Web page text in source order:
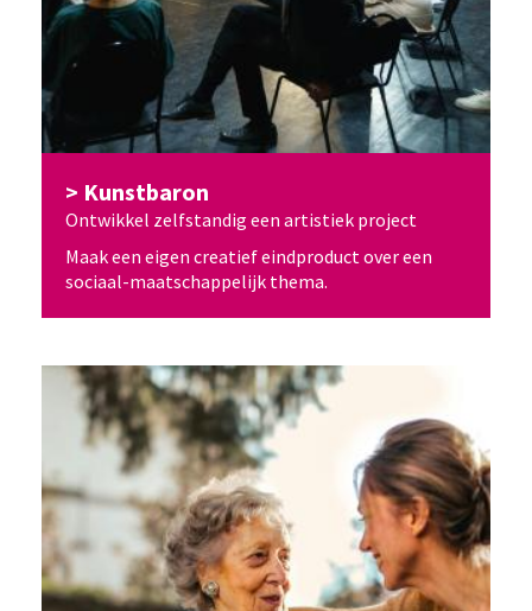
Kunstbaron
Ontwikkel zelfstandig een artistiek project
Maak een eigen creatief eindproduct over een
sociaal-maatschappelijk thema.